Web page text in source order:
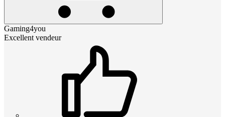
Gaming4you
Excellent vendeur